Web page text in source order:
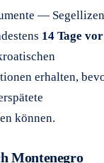
—
14 Tage vor
erhalten,
können.
Montenegro